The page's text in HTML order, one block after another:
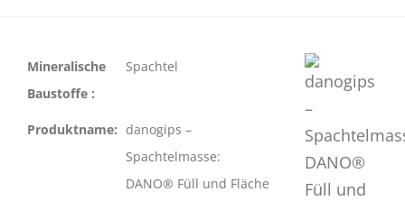
Mineralische
Baustoffe :
Spachtel
Produktname: danogips –
Spachtelmasse:
DANO® Füll und Fläche